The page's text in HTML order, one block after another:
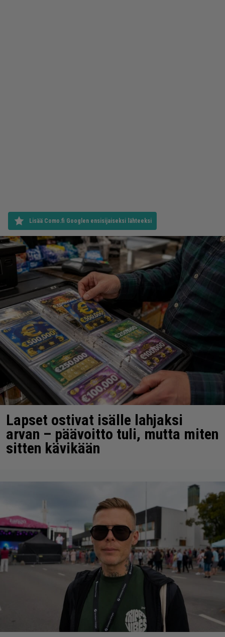
Lisää Como.fi Googlen ensisijaiseksi lähteeksi
Lapset ostivat isälle lahjaksi
arvan – päävoitto tuli, mutta miten
sitten kävikään